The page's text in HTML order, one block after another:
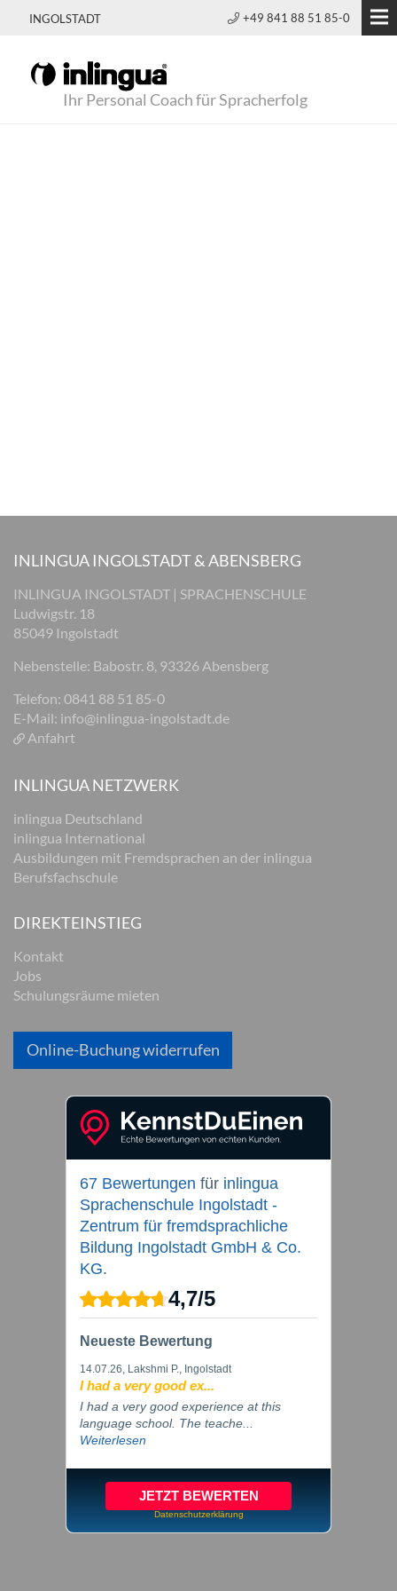
INGOLSTADT +49 841 88 51 85-0
Ihr Personal Coach für Spracherfolg
INLINGUA INGOLSTADT & ABENSBERG
INLINGUA INGOLSTADT | SPRACHENSCHULE
Ludwigstr. 18
85049 Ingolstadt
Nebenstelle: Babostr. 8, 93326 Abensberg
Telefon: 0841 88 51 85-0
E-Mail: info@inlingua-ingolstadt.de
Anfahrt
INLINGUA NETZWERK
inlingua Deutschland
inlingua International
Ausbildungen mit Fremdsprachen an der inlingua
Berufsfachschule
DIREKTEINSTIEG
Kontakt
Jobs
Schulungsräume mieten
Online-Buchung widerrufen
67 Bewertungen für inlingua
Sprachenschule Ingolstadt -
Zentrum für fremdsprachliche
Bildung Ingolstadt GmbH & Co.
KG.
4,7/5
Neueste Bewertung
14.07.26, Lakshmi P., Ingolstadt
I had a very good ex...
I had a very good experience at this
language school. The teache...
Weiterlesen
JETZT BEWERTEN
Datenschutzerklärung